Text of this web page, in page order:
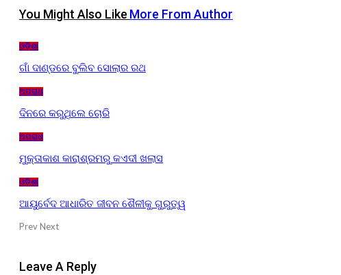
You Might Also Like More From Author
ଓଡ଼ିଶା
ଗାଁ ଦାଣ୍ଡରେ ବୁଲିବ ସୋଲାର ରଥ
ଅପରାଧ
ଦିନରେ କରୁଥିଲେ ଚୋରି
ଅପରାଧ
ମୁକ୍ତାକାଶ କାରାଶ୍ରମରୁ କଏଦୀ ଖଲାସ
ଓଡ଼ିଶା
ଆୟୁର୍ବେଦ ଆଧାରିତ ଜୀବନ ଶୈଳୀକୁ ଗୁରୁତ୍ୱ
PrevNext
Leave A Reply